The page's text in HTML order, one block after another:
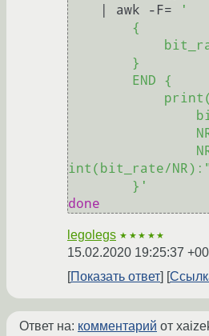
    | awk -F=
'
int(bit_rate/
        }'
done
legolegs ★★★★★
15.02.2020 19:25:37
Показать ответ
Ответ на: комментарий от